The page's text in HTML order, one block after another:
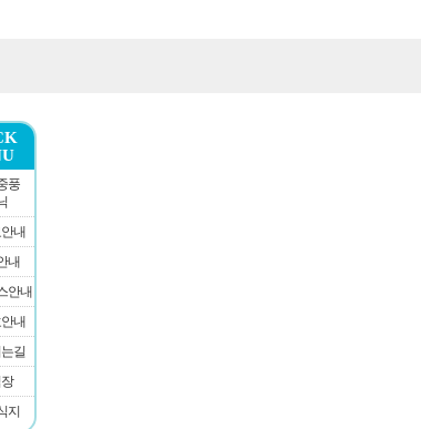
풍
내
내
안내
내
길
지